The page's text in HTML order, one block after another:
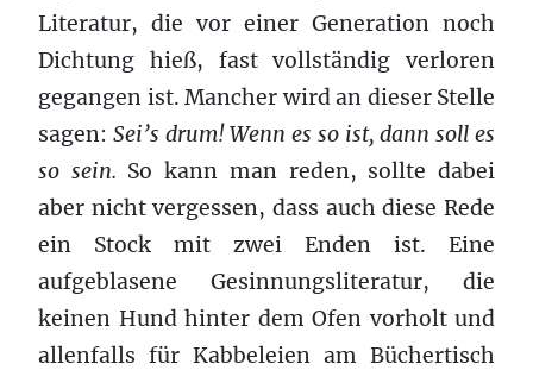
Literatur, die vor einer Generation noch
Dichtung hieß, fast vollständig verloren
gegangen ist. Mancher wird an dieser Stelle
sagen: Sei’s drum! Wenn es so ist, dann soll es
so sein. So kann man reden, sollte dabei
aber nicht vergessen, dass auch diese Rede
ein Stock mit zwei Enden ist. Eine
aufgeblasene Gesinnungsliteratur, die
keinen Hund hinter dem Ofen vorholt und
allenfalls für Kabbeleien am Büchertisch